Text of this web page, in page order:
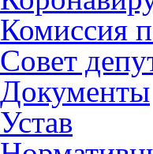
Комиссия
Совет
Документы
Устав